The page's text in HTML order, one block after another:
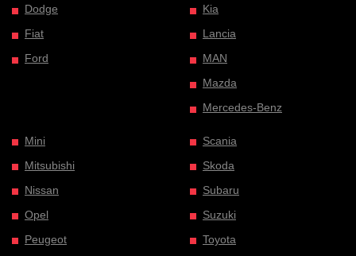
Dodge
Fiat
Ford
Kia
Lancia
MAN
Mazda
Mercedes-Benz
Mini
Mitsubishi
Nissan
Opel
Peugeot
Scania
Skoda
Subaru
Suzuki
Toyota